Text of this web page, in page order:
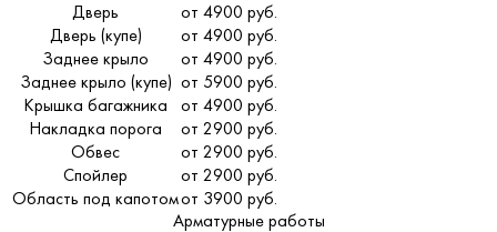
Дверь
от 4900 руб.
Дверь (купе)
от 4900 руб.
Заднее крыло
от 4900 руб.
Заднее крыло (купе) от 5900 руб.
Крышка багажника
от 4900 руб.
Накладка порога
от 2900 руб.
Обвес
от 2900 руб.
Спойлер
от 2900 руб.
Область под капотомот 3900 руб.
Арматурные работы